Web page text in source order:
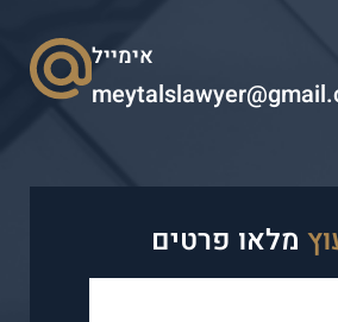
אימייל
מלאו פרטים